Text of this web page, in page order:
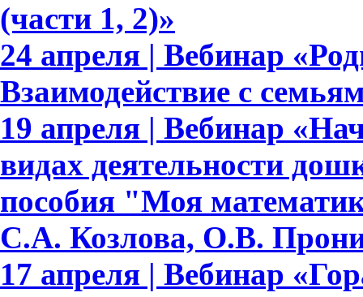
(части 1, 2)»
24 апреля | Вебинар
Взаимодействие с
19 апреля | Вебинар
видах деятельности
пособия "Моя
С.А. Козлова, О.В.
17 апреля | Вебинар